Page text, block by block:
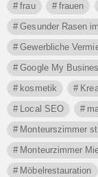
frau
frauen
Gesunder Rasen
Gewerbliche
Google My
kosmetik
Local SEO
Monteurszimmer
Monteurzimmer
Möbelrestauration